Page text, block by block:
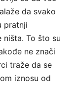
da svako
pratnji
ništa. To što su
ne znači
traže da se
iznosu od